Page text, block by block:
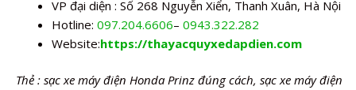
VP đại diện : Số 268 Nguyễn Xiển, Thanh Xuân, Hà Nội
Hotline: 097.204.6606– 0943.322.282
Website:https://thayacquyxedapdien.com
Thẻ : sạc xe máy điện Honda Prinz đúng cách, sạc xe máy điện